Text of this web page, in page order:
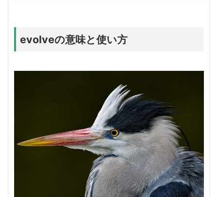
evolveの意味と使い方